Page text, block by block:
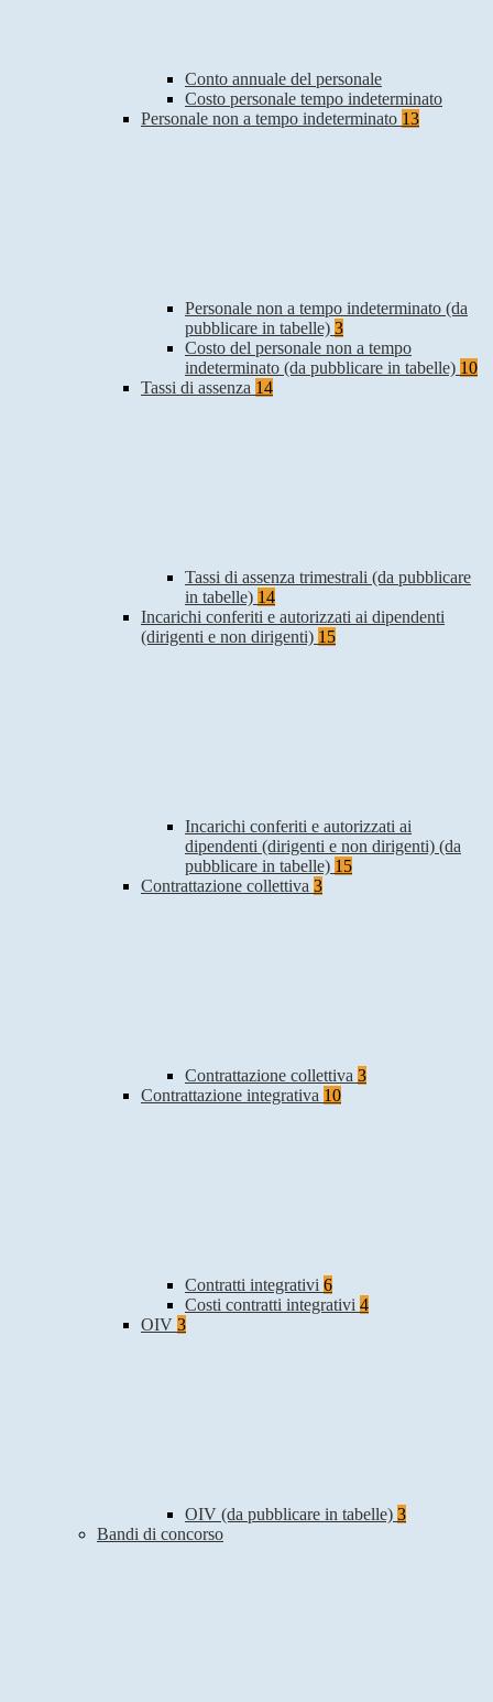
Conto annuale del personale
Costo personale tempo indeterminato
Personale non a tempo indeterminato 13
Personale non a tempo indeterminato (da
pubblicare in tabelle) 3
Costo del personale non a tempo
indeterminato (da pubblicare in tabelle) 10
Tassi di assenza 14
Tassi di assenza trimestrali (da pubblicare
in tabelle) 14
Incarichi conferiti e autorizzati ai dipendenti
(dirigenti e non dirigenti) 15
Incarichi conferiti e autorizzati ai
dipendenti (dirigenti e non dirigenti) (da
pubblicare in tabelle) 15
Contrattazione collettiva 3
Contrattazione collettiva 3
Contrattazione integrativa 10
Contratti integrativi 6
Costi contratti integrativi 4
OIV 3
OIV (da pubblicare in tabelle) 3
Bandi di concorso